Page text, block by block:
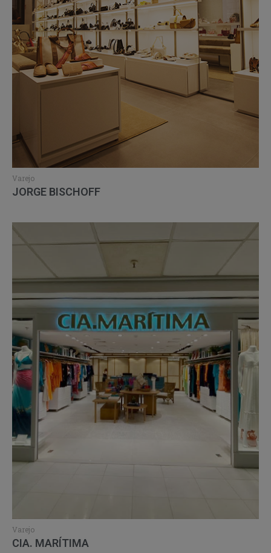
Varejo
JORGE BISCHOFF
Varejo
CIA. MARÍTIMA